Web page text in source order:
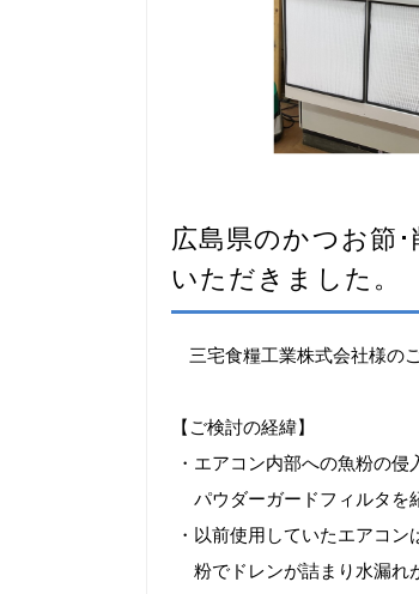
広島県のかつお節
いただきました。
三宅食糧工業株式会社様の
【ご検討の経緯】
・エアコン内部への魚粉の
パウダーガードフィルタを
・以前使用していたエアコン
粉でドレンが詰まり水漏れ